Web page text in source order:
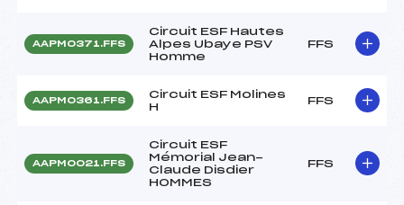
AAPM0371.FFS
Circuit ESF Hautes
Alpes Ubaye PSV
Homme
FFS
AAPM0361.FFS
Circuit ESF Molines
H
FFS
AAPM0021.FFS
Circuit ESF
Mémorial Jean-
Claude Disdier
HOMMES
FFS